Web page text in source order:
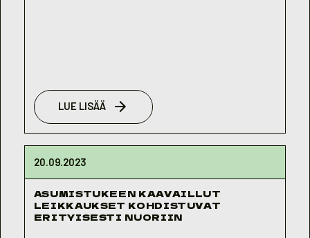
LUE LISÄÄ
20.09.2023
ASUMISTUKEEN KAAVAILLUT
LEIKKAUKSET KOHDISTUVAT
ERITYISESTI NUORIIN